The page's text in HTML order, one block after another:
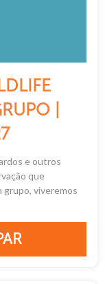
|
e outros
que
grupo, viveremos